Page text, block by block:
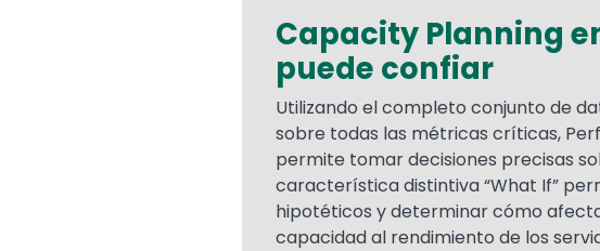
Capacity Planning
puede confiar
Utilizando el completo conjunto de
sobre todas las métricas críticas,
permite tomar decisiones precisas
característica distintiva “What If”
hipotéticos y determinar cómo
capacidad al rendimiento de los